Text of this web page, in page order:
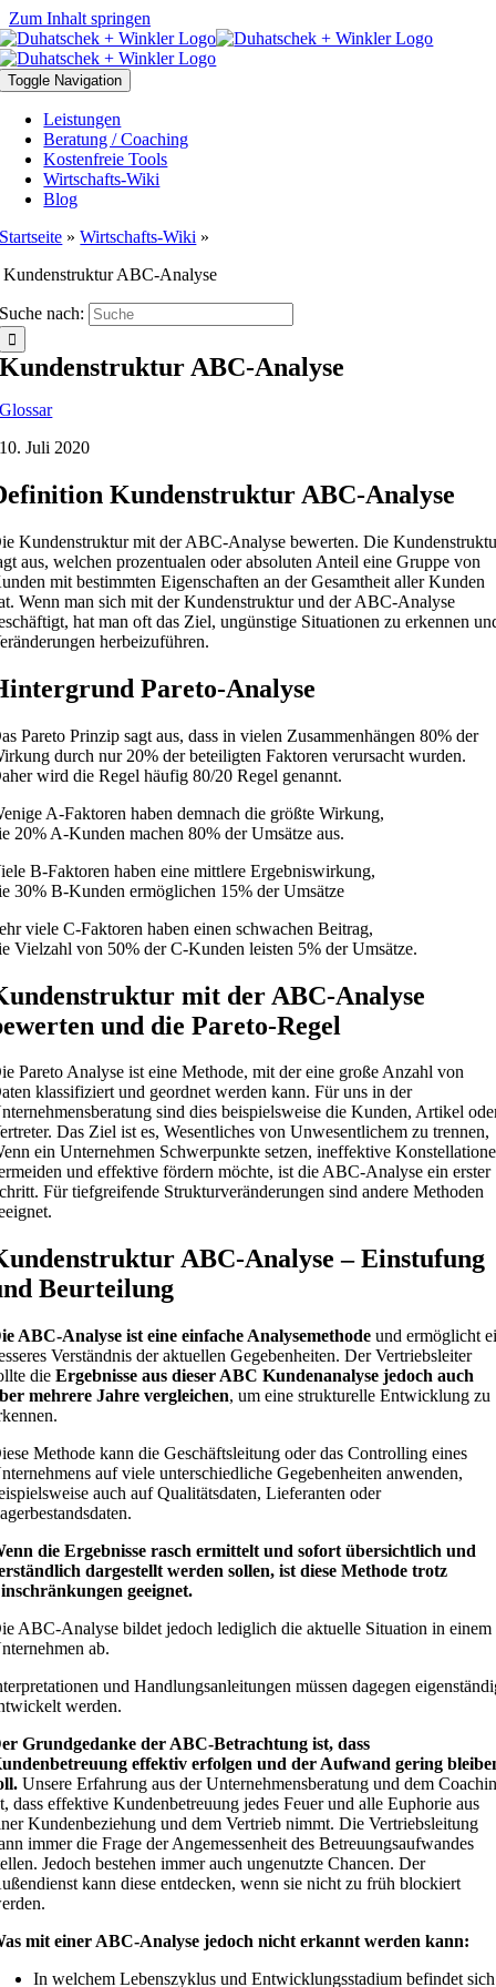
Zum Inhalt springen
Toggle Navigation
Leistungen
Beratung / Coaching
Kostenfreie Tools
Wirtschafts-Wiki
Blog
Startseite »Wirtschafts-Wiki »
Kundenstruktur ABC-Analyse
Suche nach:
Kundenstruktur ABC-Analyse
Glossar
10. Juli 2020
Kundenstruktur ABC-Analyse
Kundenstruktur mit der ABC-Analyse bewerten. Die
aus, welchen prozentualen oder absoluten Anteil eine Gruppe von
mit bestimmten Eigenschaften an der Gesamtheit aller Kunden
Wenn man sich mit der Kundenstruktur und der ABC-Analyse
hat man oft das Ziel, ungünstige Situationen zu erkennen
herbeizuführen.
Pareto-Analyse
Pareto Prinzip sagt aus, dass in vielen Zusammenhängen 80% der
durch nur 20% der beteiligten Faktoren verursacht wurden.
wird die Regel häufig 80/20 Regel genannt.
A-Faktoren haben demnach die größte Wirkung,
20% A-Kunden machen 80% der Umsätze aus.
B-Faktoren haben eine mittlere Ergebniswirkung,
30% B-Kunden ermöglichen 15% der Umsätze
viele C-Faktoren haben einen schwachen Beitrag,
Vielzahl von 50% der C-Kunden leisten 5% der Umsätze.
mit der ABC-Analyse
und die Pareto-Regel
Pareto Analyse ist eine Methode, mit der eine große Anzahl von
klassifiziert und geordnet werden kann. Für uns in der
sind dies beispielsweise die Kunden, Artikel
Das Ziel ist es, Wesentliches von Unwesentlichem zu trennen,
ein Unternehmen Schwerpunkte setzen, ineffektive
und effektive fördern möchte, ist die ABC-Analyse ein erster
Für tiefgreifende Strukturveränderungen sind andere Methoden
ABC-Analyse – Einstufung
Beurteilung
ABC-Analyse ist eine einfache Analysemethode und ermöglicht
Verständnis der aktuellen Gegebenheiten. Der Vertriebsleiter
dieErgebnisse aus dieser ABC Kundenanalyse jedoch auch
mehrere Jahre vergleichen, um eine strukturelle Entwicklung zu
Methode kann die Geschäftsleitung oder das Controlling eines
auf viele unterschiedliche Gegebenheiten anwenden,
auch auf Qualitätsdaten, Lieferanten oder
die Ergebnisse rasch ermittelt und sofort übersichtlich und
dargestellt werden sollen, ist diese Methode trotz
geeignet.
ABC-Analyse bildet jedoch lediglich die aktuelle Situation in einem
ab.
und Handlungsanleitungen müssen dagegen
werden.
Grundgedanke der ABC-Betrachtung ist, dass
effektiv erfolgen und der Aufwand gering
Unsere Erfahrung aus der Unternehmensberatung und dem
dass effektive Kundenbetreuung jedes Feuer und alle Euphorie aus
Kundenbeziehung und dem Vertrieb nimmt. Die Vertriebsleitung
immer die Frage der Angemessenheit des Betreuungsaufwandes
Jedoch bestehen immer auch ungenutzte Chancen. Der
kann diese entdecken, wenn sie nicht zu früh blockiert
mit einer ABC-Analyse jedoch nicht erkannt werden kann:
In welchem Lebenszyklus und Entwicklungsstadium befindet sich